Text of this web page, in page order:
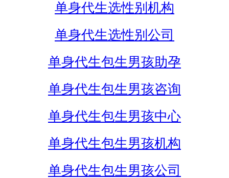
单身代生选性别机构
单身代生选性别公司
单身代生包生男孩助孕
单身代生包生男孩咨询
单身代生包生男孩中心
单身代生包生男孩机构
单身代生包生男孩公司